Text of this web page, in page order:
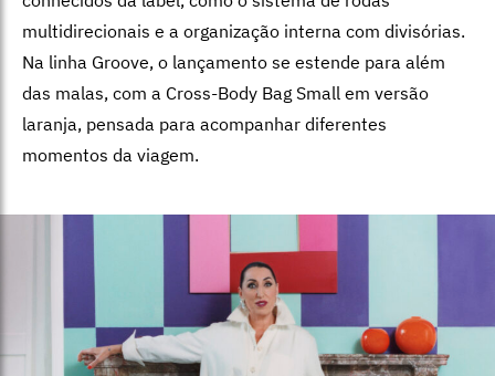
multidirecionais e a organização interna com divisórias.
Na linha Groove, o lançamento se estende para além
das malas, com a Cross-Body Bag Small em versão
laranja, pensada para acompanhar diferentes
momentos da viagem.